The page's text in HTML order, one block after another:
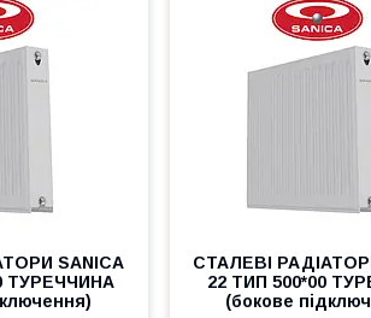
SANICA
ТУРЕЧЧИНА
СТАЛЕВІ
22 ТИП 500*00
(бокове